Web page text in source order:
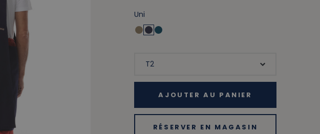
Uni
AJOUTER AU PANIER
RÉSERVER EN MAGASIN